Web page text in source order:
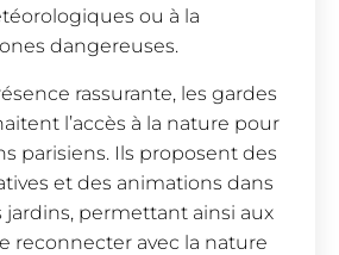
ou à la
dangereuses.
rassurante, les gardes
l’accès à la nature pour
parisiens. Ils proposent des
et des animations dans
jardins, permettant ainsi aux
reconnecter avec la nature